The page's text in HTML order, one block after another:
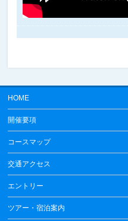
HOME
開催要項
コースマップ
交通アクセス
エントリー
ツアー・宿泊案内